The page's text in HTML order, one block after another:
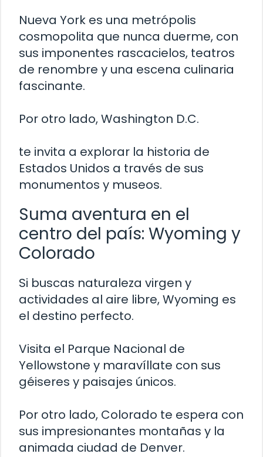
Nueva York es una metrópolis
cosmopolita que nunca duerme, con
sus imponentes rascacielos, teatros
de renombre y una escena culinaria
fascinante.
Por otro lado, Washington D.C.
te invita a explorar la historia de
Estados Unidos a través de sus
monumentos y museos.
Suma aventura en el
centro del país: Wyoming y
Colorado
Si buscas naturaleza virgen y
actividades al aire libre, Wyoming es
el destino perfecto.
Visita el Parque Nacional de
Yellowstone y maravíllate con sus
géiseres y paisajes únicos.
Por otro lado, Colorado te espera con
sus impresionantes montañas y la
animada ciudad de Denver.